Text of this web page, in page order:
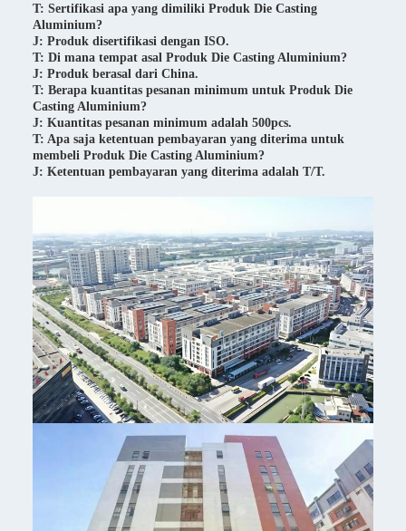
T: Sertifikasi apa yang dimiliki Produk Die Casting
Aluminium?
J: Produk disertifikasi dengan ISO.
T: Di mana tempat asal Produk Die Casting Aluminium?
J: Produk berasal dari China.
T: Berapa kuantitas pesanan minimum untuk Produk Die
Casting Aluminium?
J: Kuantitas pesanan minimum adalah 500pcs.
T: Apa saja ketentuan pembayaran yang diterima untuk
membeli Produk Die Casting Aluminium?
J: Ketentuan pembayaran yang diterima adalah T/T.